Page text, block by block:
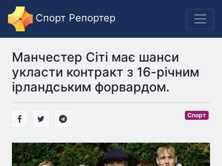
Спорт Репортер
Манчестер Сіті має шанси
укласти контракт з 16-річним
ірландським форвардом.
Спорт